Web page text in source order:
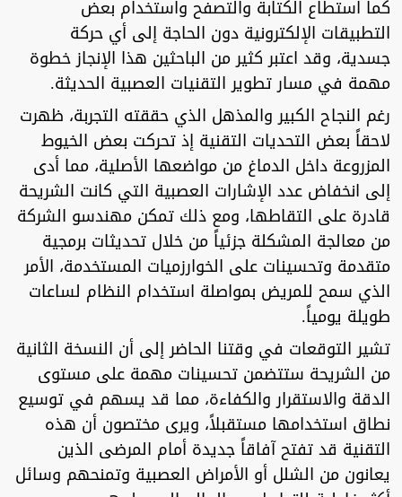
كما استطاع الكتابة والتصفح واستخدام بعض
التطبيقات الإلكترونية دون الحاجة إلى أي حركة
جسدية، وقد اعتبر كثير من الباحثين هذا الإنجاز خطوة
مهمة في مسار تطوير التقنيات العصبية الحديثة.
رغم النجاح الكبير والمذهل الذي حققته التجربة، ظهرت
لاحقاً بعض التحديات التقنية إذ تحركت بعض الخيوط
المزروعة داخل الدماغ من مواضعها الأصلية، مما أدى
إلى انخفاض عدد الإشارات العصبية التي كانت الشريحة
قادرة على التقاطها، ومع ذلك تمكن مهندسو الشركة
من معالجة المشكلة جزئياً من خلال تحديثات برمجية
متقدمة وتحسينات على الخوارزميات المستخدمة، الأمر
الذي سمح للمريض بمواصلة استخدام النظام لساعات
طويلة يومياً.
تشير التوقعات في وقتنا الحاضر إلى أن النسخة الثانية
من الشريحة ستتضمن تحسينات مهمة على مستوى
الدقة والاستقرار والكفاءة، مما قد يسهم في توسيع
نطاق استخدامها مستقبلاً، ويرى مختصون أن هذه
التقنية قد تفتح آفاقاً جديدة أمام المرضى الذين
يعانون من الشلل أو الأمراض العصبية وتمنحهم وسائل